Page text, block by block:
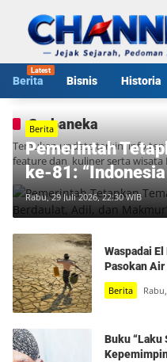
konten
Berita Bisnis Historia
Serbaneka
Temukan update terkini info
feature dan kuliner serta wisata
Berita
Pemerintah
ke-81:
Makmur”
Rabu, 29 Juli 2026, 22:30 WIB
Waspadai
Pasokan
Berita
Buku “Laku